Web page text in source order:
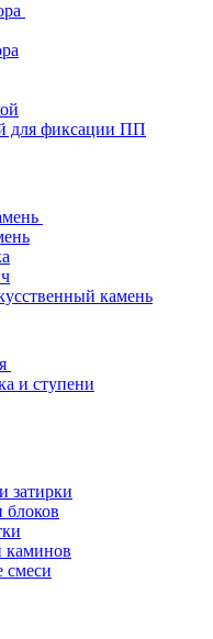
для фиксации ПП
камень
и ступени
затирки
блоков
каминов
смеси